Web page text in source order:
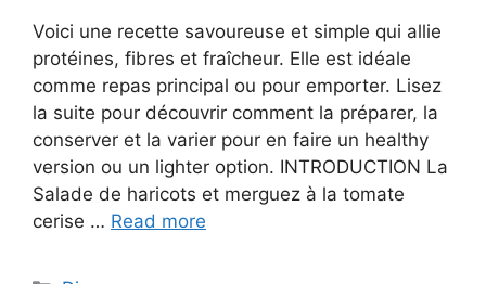
Voici une recette savoureuse et simple qui allie
protéines, fibres et fraîcheur. Elle est idéale
comme repas principal ou pour emporter. Lisez
la suite pour découvrir comment la préparer, la
conserver et la varier pour en faire un healthy
version ou un lighter option. INTRODUCTION La
Salade de haricots et merguez à la tomate
cerise … Read more